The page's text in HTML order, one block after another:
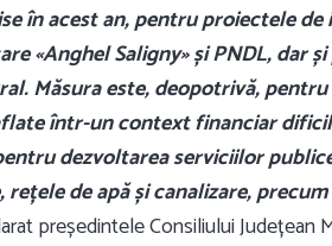
în acest an, pentru proiectele
«Anghel Saligny» și PNDL, dar
Măsura este, deopotrivă,
într-un context financiar
dezvoltarea serviciilor
de apă și canalizare,
președintele Consiliului Județean